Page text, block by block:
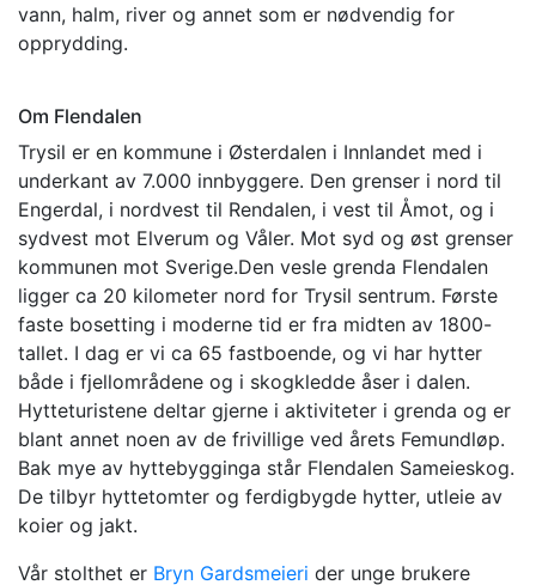
vann, halm, river og annet som er nødvendig for
opprydding.
Om Flendalen
Trysil er en kommune i Østerdalen i Innlandet med i
underkant av 7.000 innbyggere. Den grenser i nord til
Engerdal, i nordvest til Rendalen, i vest til Åmot, og i
sydvest mot Elverum og Våler. Mot syd og øst grenser
kommunen mot Sverige.Den vesle grenda Flendalen
ligger ca 20 kilometer nord for Trysil sentrum. Første
faste bosetting i moderne tid er fra midten av 1800-
tallet. I dag er vi ca 65 fastboende, og vi har hytter
både i fjellområdene og i skogkledde åser i dalen.
Hytteturistene deltar gjerne i aktiviteter i grenda og er
blant annet noen av de frivillige ved årets Femundløp.
Bak mye av hyttebygginga står Flendalen Sameieskog.
De tilbyr hyttetomter og ferdigbygde hytter, utleie av
koier og jakt.
Vår stolthet er Bryn Gardsmeieri der unge brukere